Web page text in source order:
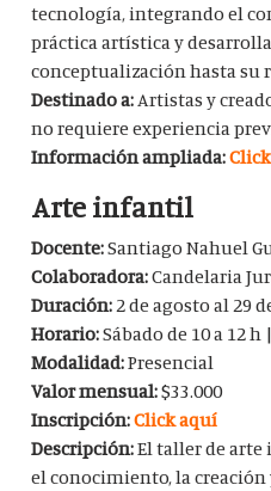
tecnología, integrando el
práctica artística y
conceptualización hasta su
Destinado a:Artistas y
no requiere experiencia
Información ampliada:
Arte infantil
Docente:Santiago Nahuel
Colaboradora:Candelaria
Duración:2 de agosto al 29
Horario:Sábado de 10 a 12
Modalidad:Presencial
Valor mensual:$33.000
Inscripción:Click aquí
Descripción:El taller de
el conocimiento, la